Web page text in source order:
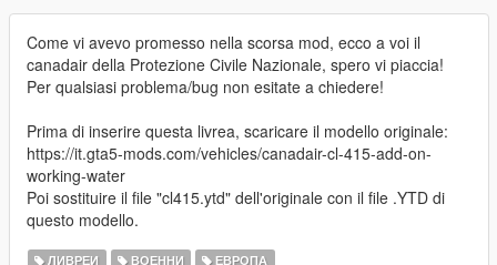
Come vi avevo promesso nella scorsa mod, ecco a voi il
canadair della Protezione Civile Nazionale, spero vi piaccia!
Per qualsiasi problema/bug non esitate a chiedere!
Prima di inserire questa livrea, scaricare il modello originale:
https://it.gta5-mods.com/vehicles/canadair-cl-415-add-on-
working-water
Poi sostituire il file "cl415.ytd" dell'originale con il file .YTD di
questo modello.
ЛИВРЕИ ВОЕННИ ЕВРОПА